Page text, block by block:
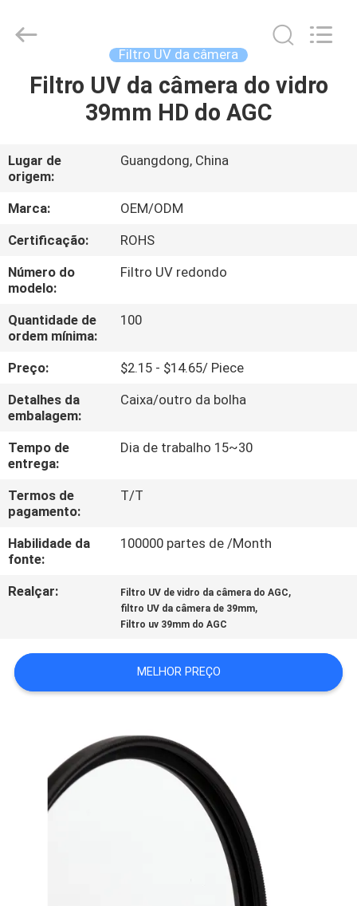
CASA
SOBRE
NÓS
EXCURSÃO
DA
FÁBRICA
CONTROLE
DA
QUALIDADE
CONTACTE-
NOS
PEÇA
UMAS
CITAÇÕES
MAPA
DO
PRIVACY
POLICY
Technology
Ltd..
Filtro UV da câmera
Filtro UV da câmera do vidro
39mm HD do AGC
Lugar de
origem:
Guangdong, China
Marca:
OEM/ODM
Certificação:
ROHS
Número do
modelo:
Filtro UV redondo
Quantidade de
ordem mínima:
100
Preço:
$2.15 - $14.65/ Piece
Detalhes da
embalagem:
Caixa/outro da bolha
Tempo de
entrega:
Dia de trabalho 15~30
Termos de
pagamento:
T/T
Habilidade da
fonte:
100000 partes de /Month
Realçar: Filtro UV de vidro da câmera do AGC,
filtro UV da câmera de 39mm,
Filtro uv 39mm do AGC
MELHOR PREÇO